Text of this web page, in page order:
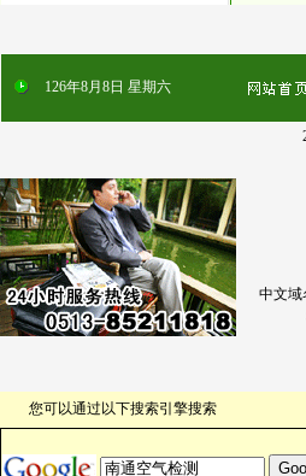
126年8月 8日 星期六
24
南京
南通
扬州
版权
联
英
中文域
未经
备
业
您可以通过以下搜索引擎搜索